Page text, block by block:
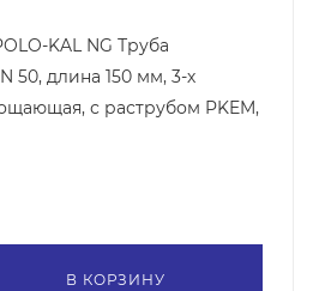
KAL NG Труба
50, длина 150 мм, 3-х
с раструбом PKEM,
В КОРЗИНУ